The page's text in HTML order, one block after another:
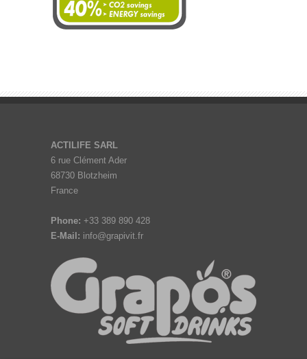
ACTILIFE SARL
6 rue Clément Ader
68730 Blotzheim
France
Phone: +33 389 890 428
E-Mail: info@grapivit.fr